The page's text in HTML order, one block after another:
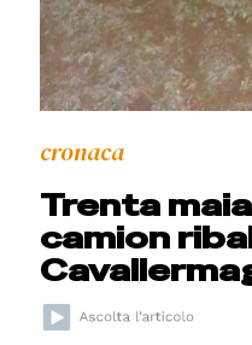
cronaca
Trenta
camion